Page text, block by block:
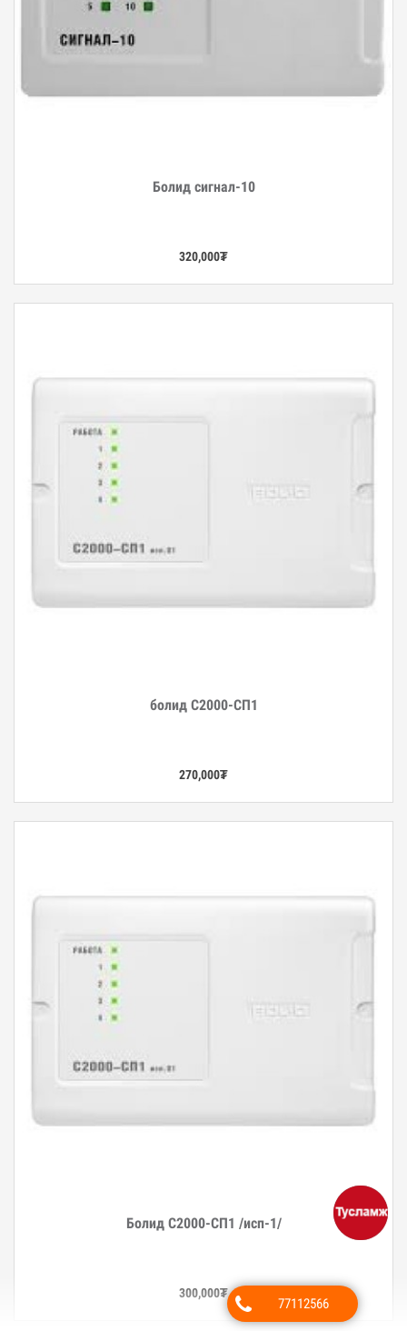
Болид сигнал-10
320,000₮
болид С2000-СП1
270,000₮
ДэлгэрэнгүйБолид С2000-СП1 /исп-1/
300,000₮
77112566